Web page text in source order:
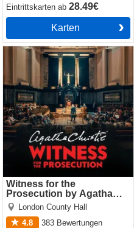
Eintrittskartenab28.49€
Karten
Witness for the
Prosecution by Agatha
Christie
London County Hall
4.8
383 Bewertungen
Witness for the Prosecution
by Agatha Christie